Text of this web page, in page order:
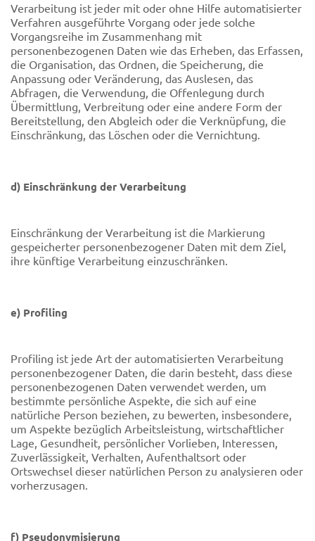
Verarbeitung ist jeder mit oder ohne Hilfe automatisierter
Verfahren ausgeführte Vorgang oder jede solche
Vorgangsreihe im Zusammenhang mit
personenbezogenen Daten wie das Erheben, das Erfassen,
die Organisation, das Ordnen, die Speicherung, die
Anpassung oder Veränderung, das Auslesen, das
Abfragen, die Verwendung, die Offenlegung durch
Übermittlung, Verbreitung oder eine andere Form der
Bereitstellung, den Abgleich oder die Verknüpfung, die
Einschränkung, das Löschen oder die Vernichtung.
d) Einschränkung der Verarbeitung
Einschränkung der Verarbeitung ist die Markierung
gespeicherter personenbezogener Daten mit dem Ziel,
ihre künftige Verarbeitung einzuschränken.
e) Profiling
Profiling ist jede Art der automatisierten Verarbeitung
personenbezogener Daten, die darin besteht, dass diese
personenbezogenen Daten verwendet werden, um
bestimmte persönliche Aspekte, die sich auf eine
natürliche Person beziehen, zu bewerten, insbesondere,
um Aspekte bezüglich Arbeitsleistung, wirtschaftlicher
Lage, Gesundheit, persönlicher Vorlieben, Interessen,
Zuverlässigkeit, Verhalten, Aufenthaltsort oder
Ortswechsel dieser natürlichen Person zu analysieren oder
vorherzusagen.
f) Pseudonymisierung